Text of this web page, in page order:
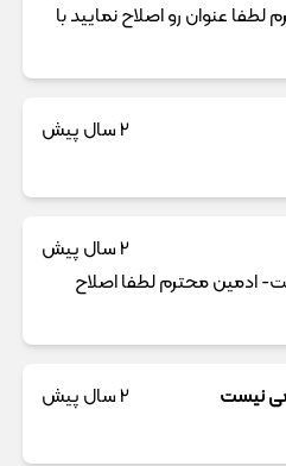
عنوان رو اصلاح نمایید با
2 سال پیش
2 سال پیش
ادمین محترم لطفا اصلاح
نیست
2 سال پیش